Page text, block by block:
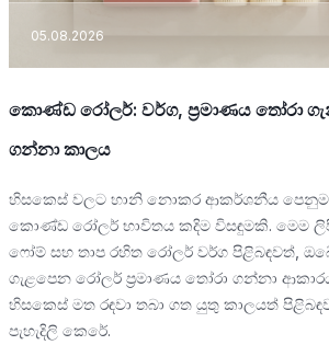
05.08.2026
කොණ්ඩ රෝලර්: වර්ග, ප්‍රමාණය තෝරා
ගන්නා කාලය
හිසකෙස් වලට හානි නොකර ආකර්ශනීය
කොණ්ඩ රෝලර් භාවිතය කදිම විසඳුමකි. මෙම
ෆෝම් සහ තාප රහිත රෝලර් වර්ග පිළිබඳවත්,
ගැළපෙන රෝලර් ප්‍රමාණය තෝරා ගන්නා
හිසකෙස් මත රඳවා තබා ගත යුතු කාලයත්
පැහැදිලි කෙරේ.